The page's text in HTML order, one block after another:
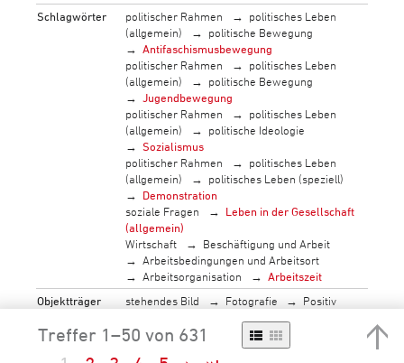
Schlagwörter
politischer Rahmen
politisches Leben
(allgemein)
politische Bewegung
Antifaschismusbewegung
politischer Rahmen
politisches Leben
(allgemein)
politische Bewegung
Jugendbewegung
politischer Rahmen
politisches Leben
(allgemein)
politische Ideologie
Sozialismus
politischer Rahmen
politisches Leben
(allgemein)
politisches Leben (speziell)
Demonstration
soziale Fragen
Leben in der Gesellschaft
(allgemein)
Wirtschaft
Beschäftigung und Arbeit
Arbeitsbedingungen und Arbeitsort
Arbeitsorganisation
Arbeitszeit
Objektträger
stehendes Bild Fotografie
Positiv
Geopolitik
Europa Schweiz
Zürich, Kanton
Zürich, Stadt
Treffer 1–50 von 631